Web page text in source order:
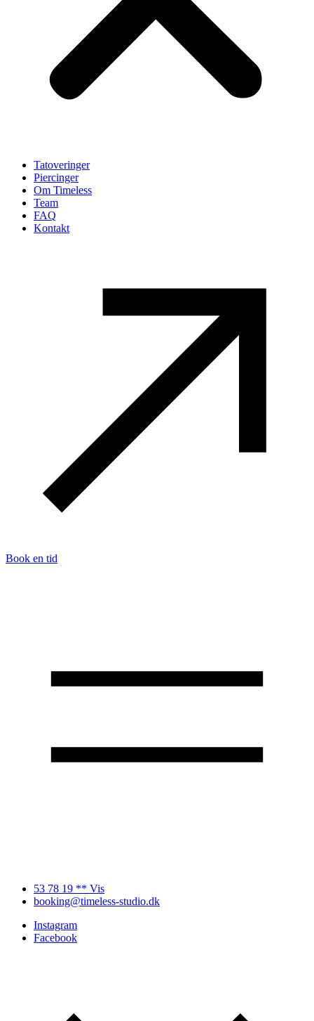
Tatoveringer
Piercinger
Om Timeless
Team
FAQ
Kontakt
Book en tid
53 78 19 ** Vis
booking@timeless-studio.dk
Instagram
Facebook